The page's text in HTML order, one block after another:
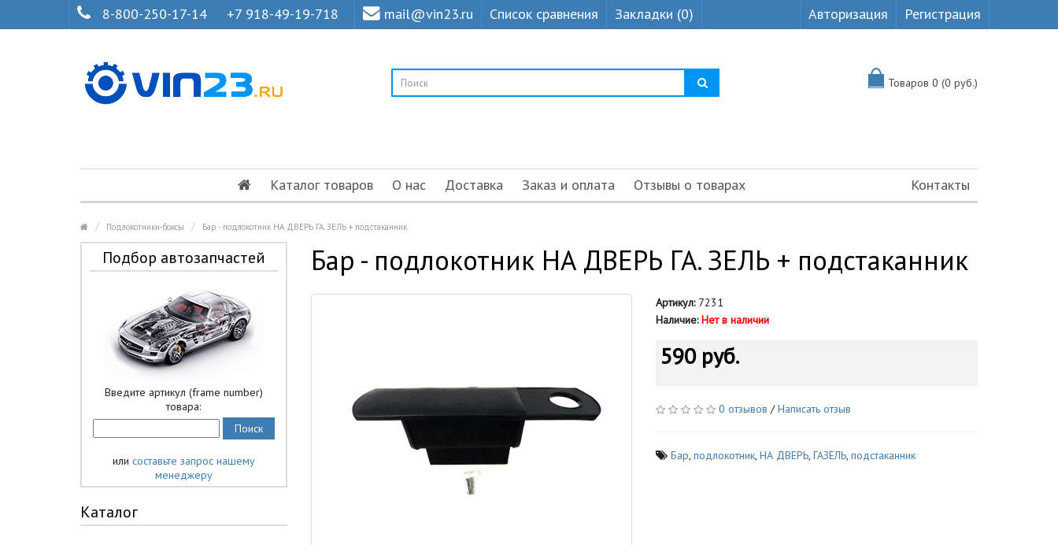
8-800-250-17-14 +7 918-49-19-718 mail@vin23.ru Список сравнения Закладки (0) Авторизация Регистрация
Товаров 0 (0 руб.)
Каталог товаров О нас Доставка Заказ и оплата Отзывы о товарах Контакты
Подлокотники-боксы Бар - подлокотник НА ДВЕРЬ ГА. ЗЕЛЬ + подстаканник
Подбор автозапчастей
Введите артикул (frame number)
товара:
или составьте запрос нашему
менеджеру
Каталог
Бар - подлокотник НА ДВЕРЬ ГА. ЗЕЛЬ + подстаканник
Артикул:7231
Наличие: Нет в наличии
590 руб.
0 отзывов /Написать отзыв
Бар,подлокотник,НА ДВЕРЬ,ГАЗЕЛЬ,подстаканник